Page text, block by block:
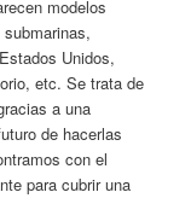
modelos
Unidos,
etc. Se trata de
a una
de hacerlas
con el
para cubrir una